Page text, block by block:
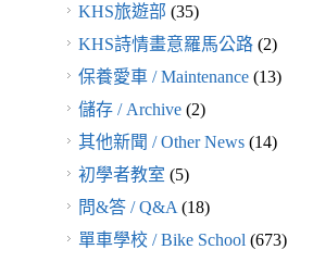
KHS旅遊部 (35)
KHS詩情畫意羅馬公路(2)
保養愛車 / Maintenance(13)
儲存 / Archive(2)
其他新聞 / Other News(14)
初學者教室 (5)
問&答 / Q&A(18)
單車學校 / Bike School(673)